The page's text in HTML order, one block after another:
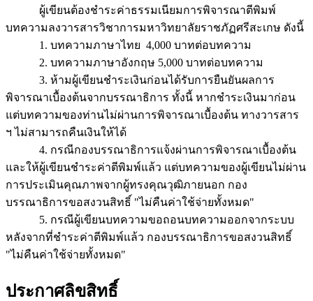
ผู้เขียนต้องชำระค่าธรรมเนียมการพิจารณาตีพิมพ์
บทความลงวารสารวิชาการมหาวิทยาลัยราชภัฏศรีสะเกษ ดังนี้
1. บทความภาษาไทย 4,000 บาทต่อบทความ
2. บทความภาษาอังกฤษ 5,000 บาทต่อบทความ
3. ห้ามผู้เขียนชำระเงินก่อนได้รับการยืนยันผลการ
พิจารณาเบื้องต้นจากบรรณาธิการ ทั้งนี้ หากชำระเงินมาก่อน
แต่บทความของท่านไม่ผ่านการพิจารณาเบื้องต้น ทางวารสาร
ฯ ไม่สามารถคืนเงินให้ได้
4. กรณีกองบรรณาธิการแจ้งผ่านการพิจารณาเบื้องต้น
และให้ผู้เขียนชำระค่าตีพิมพ์แล้ว แต่บทความของผู้เขียนไม่ผ่าน
การประเมินคุณภาพจากผู้ทรงคุณวุฒิภายนอก กอง
บรรณาธิการขอสงวนสิทธิ์ "ไม่คืนค่าใช้จ่ายทั้งหมด"
5. กรณีผู้เขียนบทความขอถอนบทความออกจากระบบ
หลังจากที่ชำระค่าตีพิมพ์แล้ว กองบรรณาธิการขอสงวนสิทธิ์
"ไม่คืนค่าใช้จ่ายทั้งหมด"
ประกาศลิขสิทธิ์